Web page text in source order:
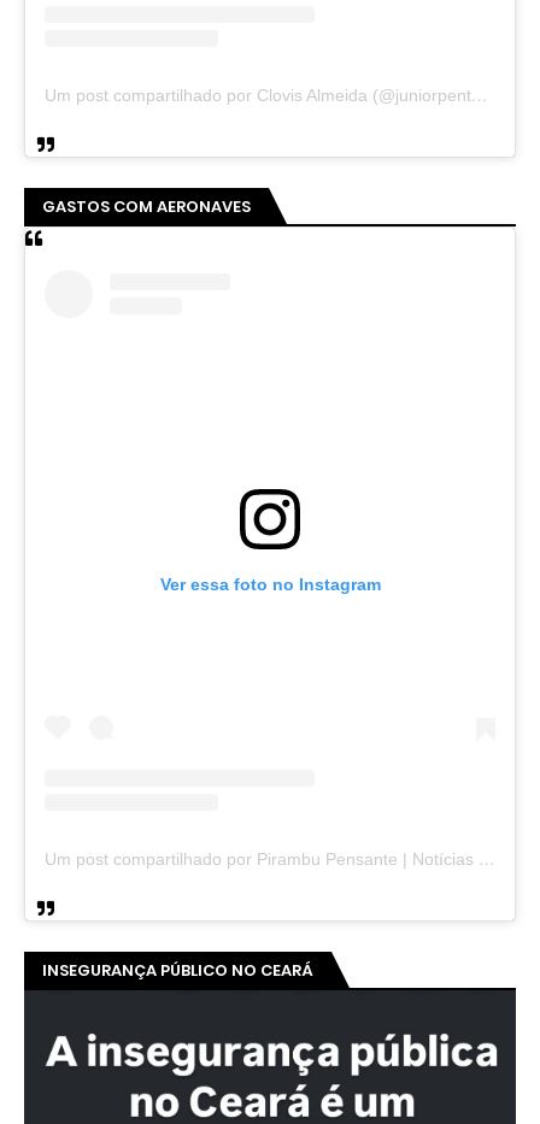
Um post compartilhado por Clovis Almeida (@juniorpentecoste01)
GASTOS COM AERONAVES
Ver essa foto no Instagram
Um post compartilhado por Pirambu Pensante | Notícias & Entretenimento (@pirambupensante)
INSEGURANÇA PÚBLICO NO CEARÁ